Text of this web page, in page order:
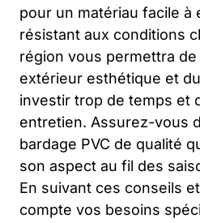
pour un matériau facile à
résistant aux conditions
région vous permettra de
extérieur esthétique et
investir trop de temps et
entretien. Assurez-vous
bardage PVC de qualité
son aspect au fil des
En suivant ces conseils
compte vos besoins